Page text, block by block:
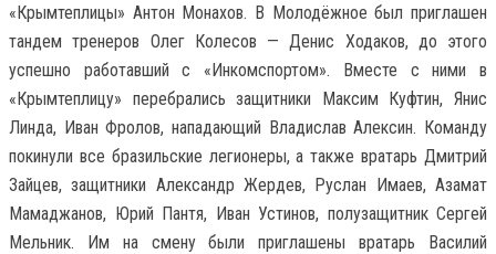
«Крымтеплицы» Антон Монахов. В Молодёжное был приглашен
тандем тренеров Олег Колесов — Денис Ходаков, до этого
успешно работавший с «Инкомспортом». Вместе с ними в
«Крымтеплицу» перебрались защитники Максим Куфтин, Янис
Линда, Иван Фролов, нападающий Владислав Алексин. Команду
покинули все бразильские легионеры, а также вратарь Дмитрий
Зайцев, защитники Александр Жердев, Руслан Имаев, Азамат
Мамаджанов, Юрий Пантя, Иван Устинов, полузащитник Сергей
Мельник. Им на смену были приглашены вратарь Василий